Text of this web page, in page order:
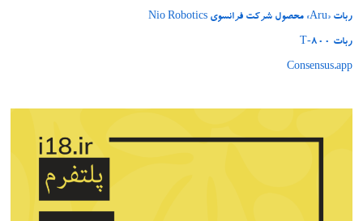
ربات «Aru» محصول شرکت فرانسوی Nio Robotics
ربات T‑800
Consensus.app